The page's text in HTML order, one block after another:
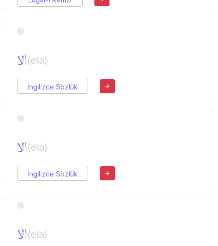
الا(ela)
İngilizce Sözlük
الا(ela)
İngilizce Sözlük
الا(ela)